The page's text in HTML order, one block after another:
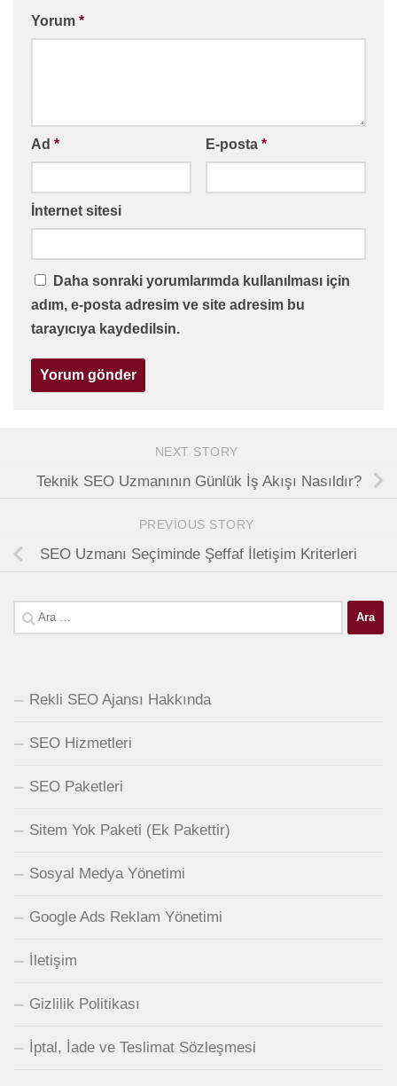
Yorum *
Ad * E-posta *
İnternet sitesi
Daha sonraki yorumlarımda kullanılması için
adım, e-posta adresim ve site adresim bu
tarayıcıya kaydedilsin.
NEXT STORY
Teknik SEO Uzmanının Günlük İş Akışı Nasıldır?
PREVIOUS STORY
SEO Uzmanı Seçiminde Şeffaf İletişim Kriterleri
Arama:
Rekli SEO Ajansı Hakkında
SEO Hizmetleri
SEO Paketleri
Sitem Yok Paketi (Ek Pakettir)
Sosyal Medya Yönetimi
Google Ads Reklam Yönetimi
İletişim
Gizlilik Politikası
İptal, İade ve Teslimat Sözleşmesi